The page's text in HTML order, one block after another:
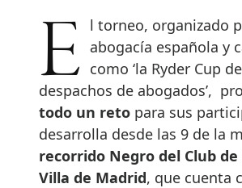
El torneo, organizado por la abogacía española y
como ‘la Ryder Cup
despachos de abogados’,
todo un reto para sus
desarrolla desde las 9 de la
recorrido Negro del Club de
Villa de Madrid, que cuenta